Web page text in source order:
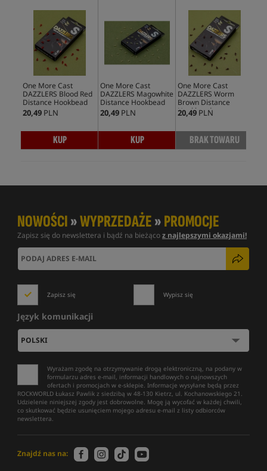
One More Cast
DAZZLERS Blood Red
Distance Hookbead
20,49 PLN
KUP
One More Cast
DAZZLERS Magowhite
Distance Hookbead
20,49 PLN
KUP
One More Cast
DAZZLERS Worm
Brown Distance
Hookbead
20,49 PLN
BRAK TOWARU
NOWOŚCI»WYPRZEDAŻE»PROMOCJE
Zapisz się do newslettera i bądź na bieżącoz najlepszymi okazjami!
Zapisz się Wypisz się
Język komunikacji
Wyrażam zgodę na otrzymywanie drogą elektroniczną, na podany w
formularzu adres e-mail, informacji handlowych o najnowszych
ofertach i promocjach w e-sklepie. Informacje wysyłane będą przez
ROCKWORLD Łukasz Pawlik z siedzibą w 48-130 Kietrz, ul. Kochanowskiego 21.
Udzielenie niniejszej zgody jest dobrowolne. Mogę ją wycofać w każdej chwili,
co skutkować będzie usunięciem mojego adresu e-mail z listy odbiorców
newslettera.
Znajdź nas na: